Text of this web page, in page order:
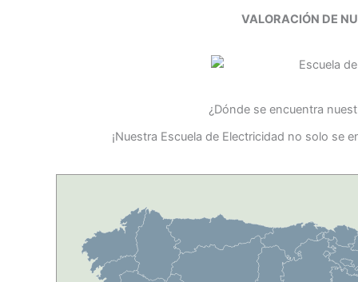
VALORACIÓN DE
¿Dónde se encuentra
¡Nuestra Escuela de Electricidad no solo se